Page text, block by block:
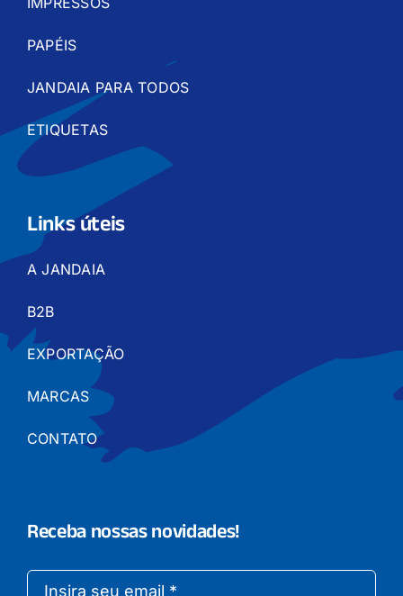
PAPÉIS
JANDAIA PARA TODOS
ETIQUETAS
Links úteis
A JANDAIA
B2B
EXPORTAÇÃO
MARCAS
CONTATO
Receba nossas novidades!